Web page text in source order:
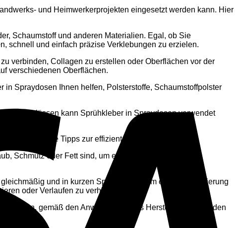
und Heimwerkerprojekten eingesetzt werden kann. Hier
Schaumstoff und anderen Materialien. Egal, ob Sie
schnell und einfach präzise Verklebungen zu erzielen.
verbinden, Collagen zu erstellen oder Oberflächen vor der
verschiedenen Oberflächen.
Spraydosen Ihnen helfen, Polsterstoffe, Schaumstoffpolster
Anlässen kann Sprühkleber in Spraydosen verwendet
hier einige Tipps zur effizienten Nutzung:
Schmutz oder Fett sind, um eine optimale Haftung zu
und in kurzen Sprühstößen, um eine Überdosierung
oder Verlaufen zu verhindern.
haften, gemäß den Anweisungen des Herstellers. Vermeiden